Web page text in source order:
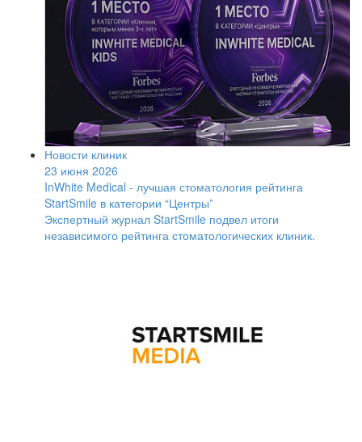
Новости клиник
23 июня 2026
InWhite Medical - лучшая стоматология рейтинга
StartSmile в категории “Центры”
Экспертный журнал StartSmile подвел итоги
независимого рейтинга стоматологических клиник.